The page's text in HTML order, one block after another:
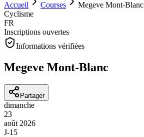
Accueil Courses
Megeve Mont-Blanc
Cyclisme
FR
Inscriptions ouvertes
Informations vérifiées
Megeve Mont-Blanc
Partager
dimanche
23
août 2026
J-15